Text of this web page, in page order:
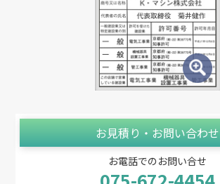
お見積り・お問い合わせ
お電話でのお問い合せ